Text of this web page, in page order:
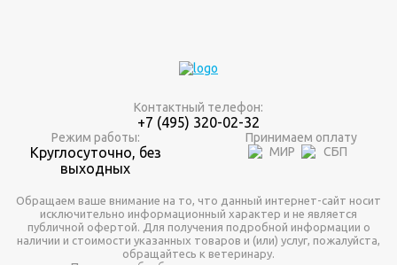
Контактный телефон:
+7 (495) 320-02-32
Режим работы:
Круглосуточно, без
выходных
Принимаем оплату
Обращаем ваше внимание на то, что данный интернет-сайт носит
исключительно информационный характер и не является
публичной офертой. Для получения подробной информации о
наличии и стоимости указанных товаров и (или) услуг, пожалуйста,
обращайтесь к ветеринару.